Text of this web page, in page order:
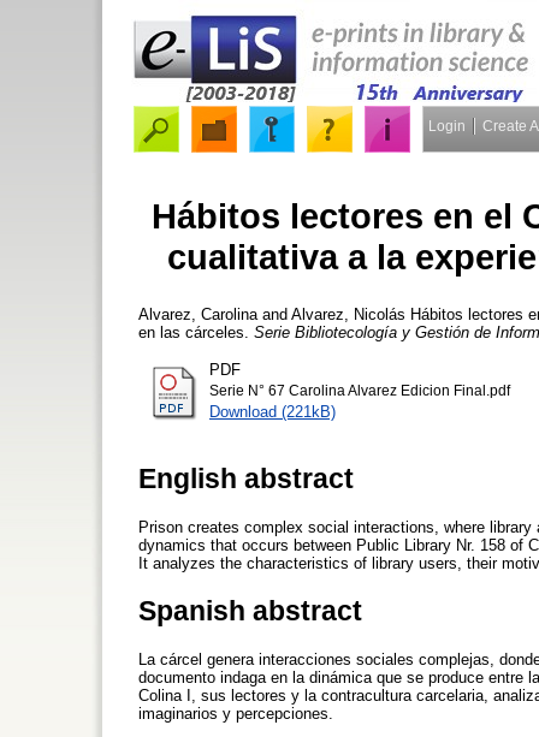
Login Create
Hábitos lectores en el
cualitativa a la
Alvarez, Carolina and Alvarez, Nicolás Hábitos lectores
en las cárceles. Serie Bibliotecología y Gestión de
PDF
Serie N° 67 Carolina Alvarez Edicion Final.pdf
Download (221kB)
English abstract
Prison creates complex social interactions, where
dynamics that occurs between Public Library Nr. 158 of
It analyzes the characteristics of library users, their
Spanish abstract
La cárcel genera interacciones sociales complejas,
documento indaga en la dinámica que se produce entre
Colina I, sus lectores y la contracultura carcelaria,
imaginarios y percepciones.